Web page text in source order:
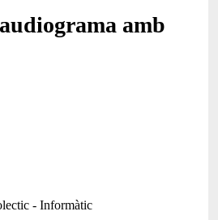
amb
- Informàtic